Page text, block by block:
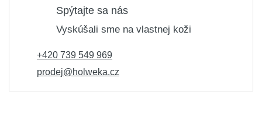
Spýtajte sa nás
Vyskúšali sme na vlastnej koži
+420 739 549 969
prodej@holweka.cz